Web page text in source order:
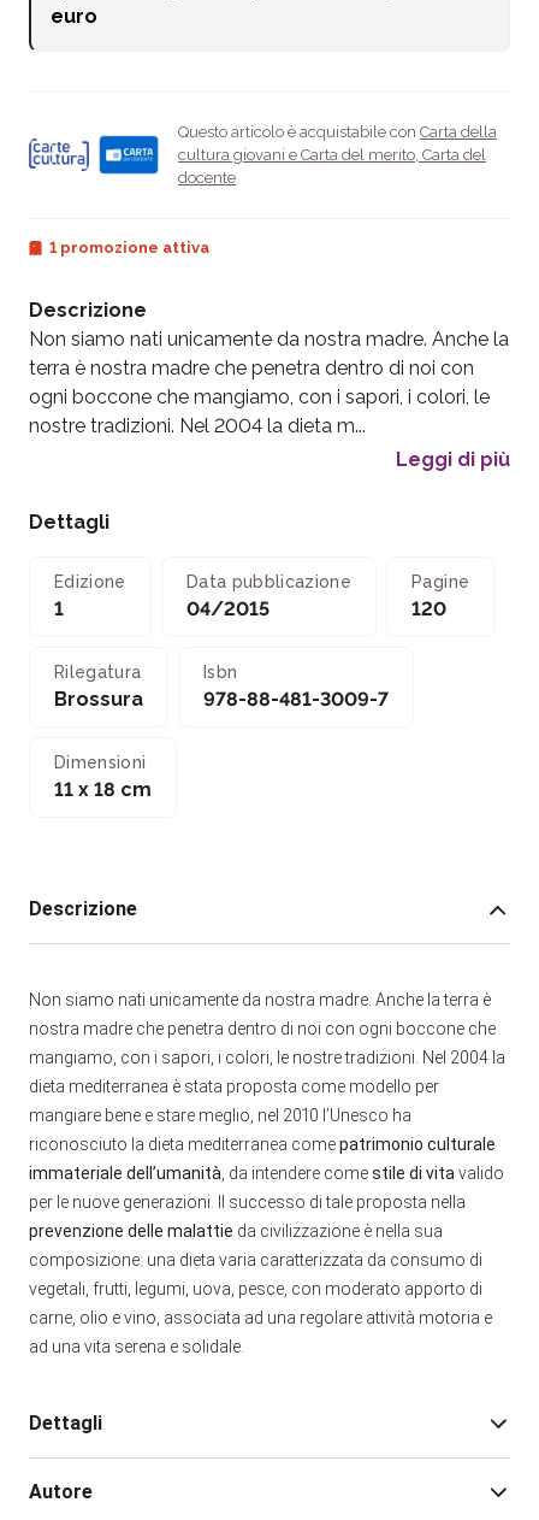
euro
Questo articolo è acquistabile con Carta della
cultura giovani e Carta del merito, Carta del
docente
1 promozione attiva
Descrizione
Non siamo nati unicamente da nostra madre. Anche la
terra è nostra madre che penetra dentro di noi con
ogni boccone che mangiamo, con i sapori, i colori, le
nostre tradizioni. Nel 2004 la dieta m...
Leggi di più
Dettagli
Edizione
1
Data pubblicazione
04/2015
Pagine
120
Rilegatura
Brossura
Isbn
978-88-481-3009-7
Dimensioni
11 x 18 cm
Descrizione
Non siamo nati unicamente da nostra madre. Anche la terra è
nostra madre che penetra dentro di noi con ogni boccone che
mangiamo, con i sapori, i colori, le nostre tradizioni. Nel 2004 la
dieta mediterranea è stata proposta come modello per
mangiare bene e stare meglio, nel 2010 l’Unesco ha
riconosciuto la dieta mediterranea comepatrimonio culturale
immateriale dell’umanità , da intendere comestile di vita valido
per le nuove generazioni. Il successo di tale proposta nella
prevenzione delle malattie da civilizzazione è nella sua
composizione: una dieta varia caratterizzata da consumo di
vegetali, frutti, legumi, uova, pesce, con moderato apporto di
carne, olio e vino, associata ad una regolare attività motoria e
ad una vita serena e solidale.
Dettagli
Autore